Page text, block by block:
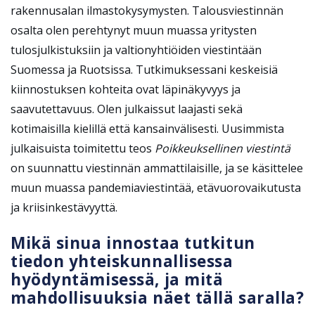
rakennusalan ilmastokysymysten. Talousviestinnän
osalta olen perehtynyt muun muassa yritysten
tulosjulkistuksiin ja valtionyhtiöiden viestintään
Suomessa ja Ruotsissa. Tutkimuksessani keskeisiä
kiinnostuksen kohteita ovat läpinäkyvyys ja
saavutettavuus. Olen julkaissut laajasti sekä
kotimaisilla kielillä että kansainvälisesti. Uusimmista
julkaisuista toimitettu teos Poikkeuksellinen viestintä
on suunnattu viestinnän ammattilaisille, ja se käsittelee
muun muassa pandemiaviestintää, etävuorovaikutusta
ja kriisinkestävyyttä.
Mikä sinua innostaa tutkitun
tiedon yhteiskunnallisessa
hyödyntämisessä, ja mitä
mahdollisuuksia näet tällä saralla?